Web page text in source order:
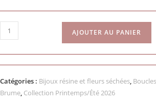
AJOUTER AU PANIER
Catégories : Bijoux résine et fleurs séchées,
Brume, Collection Printemps/Été 2026